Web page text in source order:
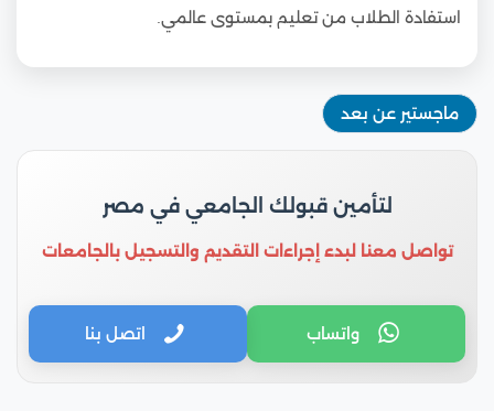
استفادة الطلاب من تعليم بمستوى عالمي.
ماجستير عن بعد
لتأمين قبولك الجامعي في مصر
تواصل معنا لبدء إجراءات التقديم والتسجيل بالجامعات
واتساب اتصل بنا